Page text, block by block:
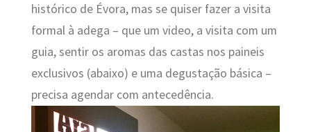
histórico de Évora, mas se quiser fazer a visita
formal à adega – que um video, a visita com um
guia, sentir os aromas das castas nos paineis
exclusivos (abaixo) e uma degustação básica –
precisa agendar com antecedência.